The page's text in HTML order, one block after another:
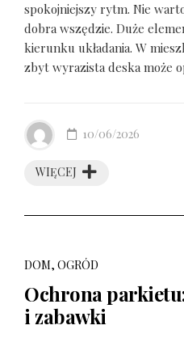
spokojniejszy rytm. Nie
dobra wszędzie. Duże
kierunku układania. W
zbyt wyrazista deska może
WIĘCEJ
10/06/2026
DOM, OGRÓD
Ochrona
i zabawki